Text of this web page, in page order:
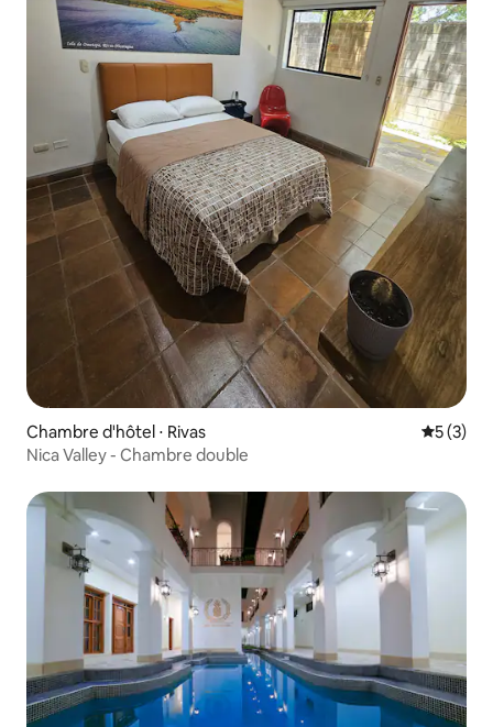
Chambre d'hôtel ⋅ Rivas
5 (3)
Nica Valley - Chambre double